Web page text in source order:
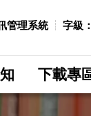
管理系統 字級：
下載專